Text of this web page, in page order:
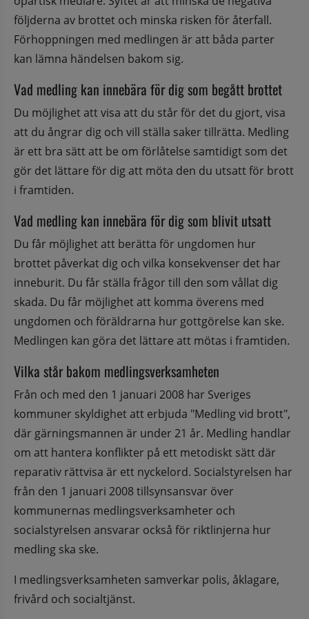
följderna av brottet och minska risken för återfall.
Förhoppningen med medlingen är att båda parter
kan lämna händelsen bakom sig.
Vad medling kan innebära för dig som begått brottet
Du möjlighet att visa att du står för det du gjort, visa
att du ångrar dig och vill ställa saker tillrätta. Medling
är ett bra sätt att be om förlåtelse samtidigt som det
gör det lättare för dig att möta den du utsatt för brott
i framtiden.
Vad medling kan innebära för dig som blivit utsatt
Du får möjlighet att berätta för ungdomen hur
brottet påverkat dig och vilka konsekvenser det har
inneburit. Du får ställa frågor till den som vållat dig
skada. Du får möjlighet att komma överens med
ungdomen och föräldrarna hur gottgörelse kan ske.
Medlingen kan göra det lättare att mötas i framtiden.
Vilka står bakom medlingsverksamheten
Från och med den 1 januari 2008 har Sveriges
kommuner skyldighet att erbjuda "Medling vid brott",
där gärningsmannen är under 21 år. Medling handlar
om att hantera konflikter på ett metodiskt sätt där
reparativ rättvisa är ett nyckelord. Socialstyrelsen har
från den 1 januari 2008 tillsynsansvar över
kommunernas medlingsverksamheter och
socialstyrelsen ansvarar också för riktlinjerna hur
medling ska ske.
I medlingsverksamheten samverkar polis, åklagare,
frivård och socialtjänst.